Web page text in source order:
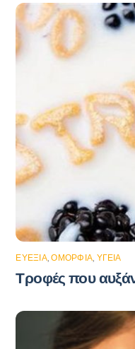
ΕΥΕΞΊΑ,ΟΜΟΡΦΙΆ ΥΓΕΊΑ
Τροφές που